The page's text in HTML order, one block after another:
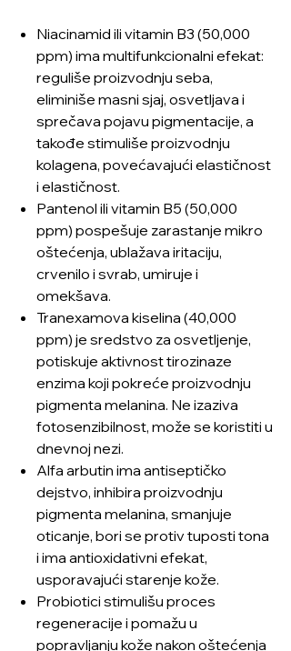
Niacinamid ili vitamin B3 (50,000
ppm) ima multifunkcionalni efekat:
reguliše proizvodnju seba,
eliminiše masni sjaj, osvetljava i
sprečava pojavu pigmentacije, a
takođe stimuliše proizvodnju
kolagena, povećavajući elastičnost
i elastičnost.
Pantenol ili vitamin B5 (50,000
ppm) pospešuje zarastanje mikro
oštećenja, ublažava iritaciju,
crvenilo i svrab, umiruje i
omekšava.
Tranexamova kiselina (40,000
ppm) je sredstvo za osvetljenje,
potiskuje aktivnost tirozinaze
enzima koji pokreće proizvodnju
pigmenta melanina. Ne izaziva
fotosenzibilnost, može se koristiti u
dnevnoj nezi.
Alfa arbutin ima antiseptičko
dejstvo, inhibira proizvodnju
pigmenta melanina, smanjuje
oticanje, bori se protiv tuposti tona
i ima antioxidativni efekat,
usporavajući starenje kože.
Probiotici stimulišu proces
regeneracije i pomažu u
popravljanju kože nakon oštećenja